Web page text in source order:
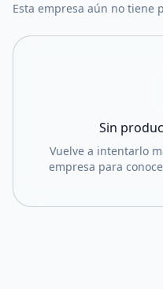
Esta empresa aún no tiene
Sin
Vuelve a intentarlo
empresa para